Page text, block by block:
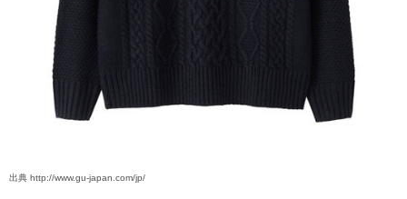
出典 http://www.gu-japan.com/jp/